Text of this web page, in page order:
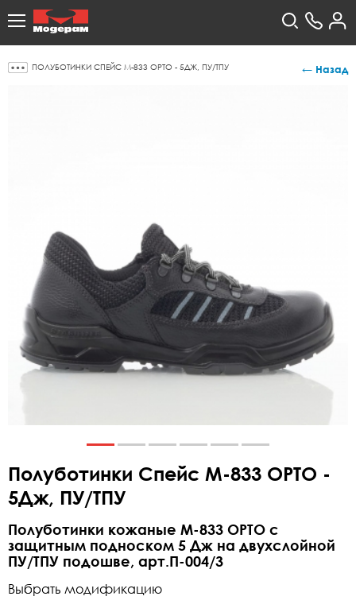
ПОЛУБОТИНКИ СПЕЙС М-833 ОРТО - 5ДЖ, ПУ/ТПУ ← Назад
Полуботинки Спейс М-833 ОРТО -
5Дж, ПУ/ТПУ
Полуботинки кожаные М-833 ОРТО с
защитным подноском 5 Дж на двухслойной
ПУ/ТПУ подошве, арт.П-004/3
Выбрать модификацию